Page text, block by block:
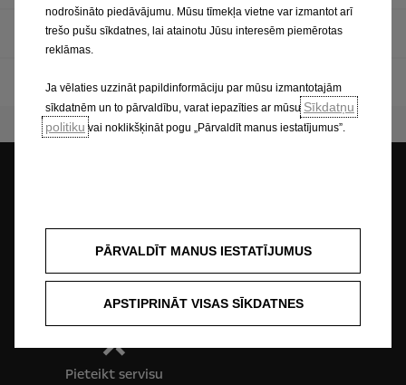
vivaro
movano
Jautāt piedāvājumu
Pieteikt servisu
nodrošināto piedāvājumu. Mūsu tīmekļa vietne var izmantot arī
trešo pušu sīkdatnes, lai atainotu Jūsu interesēm piemērotas
reklāmas.
Ja vēlaties uzzināt papildinformāciju par mūsu izmantotajām
sīkdatnēm un to pārvaldību, varat iepazīties ar mūsu Sīkdatņu
politiku vai noklikšķināt pogu „Pārvaldīt manus iestatījumus”.
PĀRVALDĪT MANUS IESTATĪJUMUS
APSTIPRINĀT VISAS SĪKDATNES